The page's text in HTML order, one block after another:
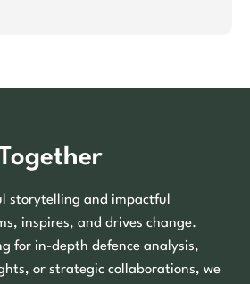
storytelling and impactful
inspires, and drives change.
for in-depth defence analysis,
or strategic collaborations, we